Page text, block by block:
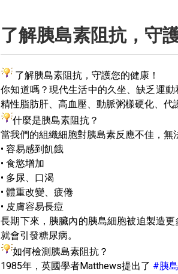
了解胰島素阻抗，守
了解胰島素阻抗，守護您的健康！
你知道嗎？現代生活中的久坐、缺乏運
精性脂肪肝、高血壓、動脈粥樣硬化、
什麼是胰島素阻抗？
當我們的組織細胞對胰島素反應不佳，無
• 容易感到飢餓
• 食慾增加
• 多尿、口渴
• 體重改變、疲倦
• 皮膚容易長痘
長期下來，胰臟內的胰島細胞被迫製造
就會引發糖尿病。
如何檢測胰島素阻抗？
1985年，英國學者Matthews提出了 #胰